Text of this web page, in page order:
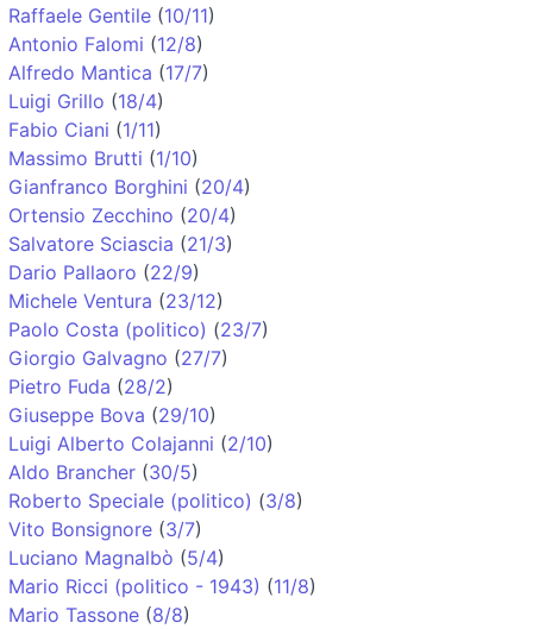
Raffaele Gentile (10/11)
Antonio Falomi (12/8)
Alfredo Mantica (17/7)
Luigi Grillo (18/4)
Fabio Ciani (1/11)
Massimo Brutti (1/10)
Gianfranco Borghini (20/4)
Ortensio Zecchino (20/4)
Salvatore Sciascia (21/3)
Dario Pallaoro (22/9)
Michele Ventura (23/12)
Paolo Costa (politico) (23/7)
Giorgio Galvagno (27/7)
Pietro Fuda (28/2)
Giuseppe Bova (29/10)
Luigi Alberto Colajanni (2/10)
Aldo Brancher (30/5)
Roberto Speciale (politico) (3/8)
Vito Bonsignore (3/7)
Luciano Magnalbò (5/4)
Mario Ricci (politico - 1943) (11/8)
Mario Tassone (8/8)